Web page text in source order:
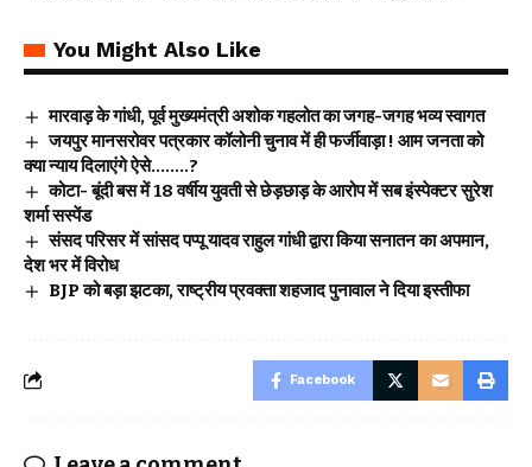
You Might Also Like
मारवाड़ के गांधी, पूर्व मुख्यमंत्री अशोक गहलोत का जगह-जगह भव्य स्वागत
जयपुर मानसरोवर पत्रकार कॉलोनी चुनाव में ही फर्जीवाड़ा ! आम जनता को
क्या न्याय दिलाएंगे ऐसे……..?
कोटा- बूंदी बस में 18 वर्षीय युवती से छेड़छाड़ के आरोप में सब इंस्पेक्टर सुरेश
शर्मा सस्पेंड
संसद परिसर में सांसद पप्पू यादव राहुल गांधी द्वारा किया सनातन का अपमान,
देश भर में विरोध
BJP को बड़ा झटका, राष्ट्रीय प्रवक्ता शहजाद पुनावाल ने दिया इस्तीफा
Facebook